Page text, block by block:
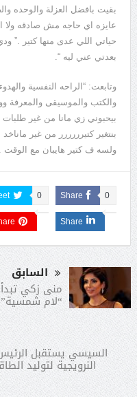
بقيت بافضل العزلة والوحده
عايزه اي حاجه مش صادقه
حياتي اللي عدى منها كتير .”
بعدتي عني ليه “.
وتابعت: “الراحه النفسية
والكتب والموسيقى والمعرفة
بيحبوني زي مانا من غير
بنتغير كتيرررررر من غير
ولسه ف كتير هايبان مع الوقت
Share 0
0
Share
السابق
منى زكي
“لام
السيسي يستقبل
النرويجية لتوليد